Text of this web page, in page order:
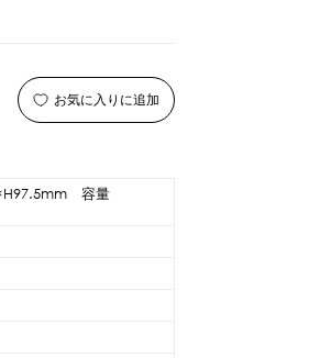
お気に入りに追加
容量